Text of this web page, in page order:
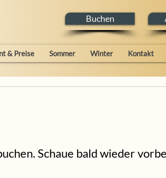
Buchen
& Preise Sommer Winter Kontakt
Schaue bald wieder